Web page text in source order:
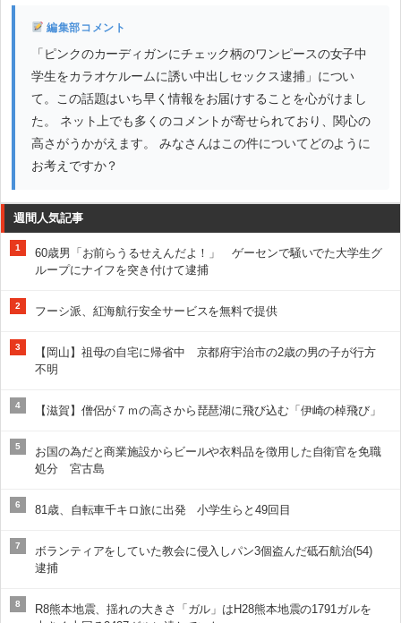
編集部コメント
「ピンクのカーディガンにチェック柄のワンピースの女子中
学生をカラオケルームに誘い中出しセックス逮捕」につい
て。この話題はいち早く情報をお届けすることを心がけまし
た。 ネット上でも多くのコメントが寄せられており、関心の
高さがうかがえます。 みなさんはこの件についてどのように
お考えですか？
週間人気記事
1
60歳男「お前らうるせえんだよ！」 ゲーセンで騒いでた大学生グ
ループにナイフを突き付けて逮捕
2 フーシ派、紅海航行安全サービスを無料で提供
3
【岡山】祖母の自宅に帰省中 京都府宇治市の2歳の男の子が行方
不明
4 【滋賀】僧侶が７ｍの高さから琵琶湖に飛び込む「伊崎の棹飛び」
5
お国の為だと商業施設からビールや衣料品を徴用した自衛官を免職
処分 宮古島
6 81歳、自転車千キロ旅に出発 小学生らと49回目
7
ボランティアをしていた教会に侵入しパン3個盗んだ砥石航治(54)
逮捕
8
R8熊本地震、揺れの大きさ「ガル」はH28熊本地震の1791ガルを